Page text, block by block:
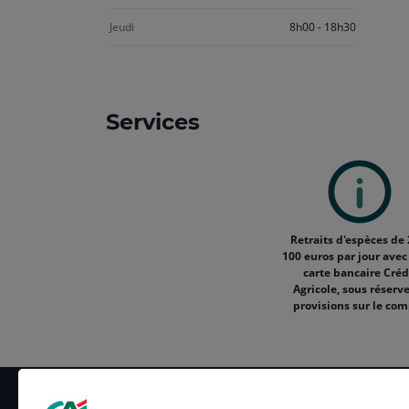
Jeudi 8h00 - 18h30
Services
Retraits d'espèces de
100 euros par jour
carte bancaire
Agricole, sous
provisions sur le